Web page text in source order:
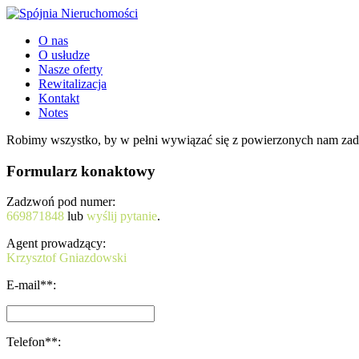
O nas
O usłudze
Nasze oferty
Rewitalizacja
Kontakt
Notes
Robimy wszystko, by w pełni wywiązać się z powierzonych nam
Formularz konaktowy
Zadzwoń pod numer:
669871848 lub wyślij pytanie.
Agent prowadzący:
Krzysztof Gniazdowski
E-mail**:
Telefon**: